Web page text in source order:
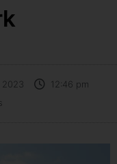
2023
12:46 pm